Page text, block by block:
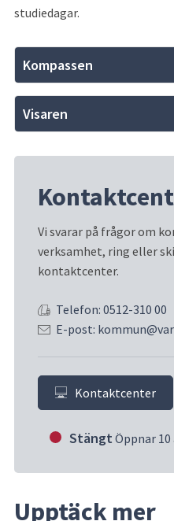
studiedagar.
Kompassen
Visaren
Vi svarar på frågor om
verksamhet, ring eller
kontaktcenter.
Telefon: 0512-310 00
E-post:
Kontaktcenter
Stängt Öppnar 10
Upptäck mer